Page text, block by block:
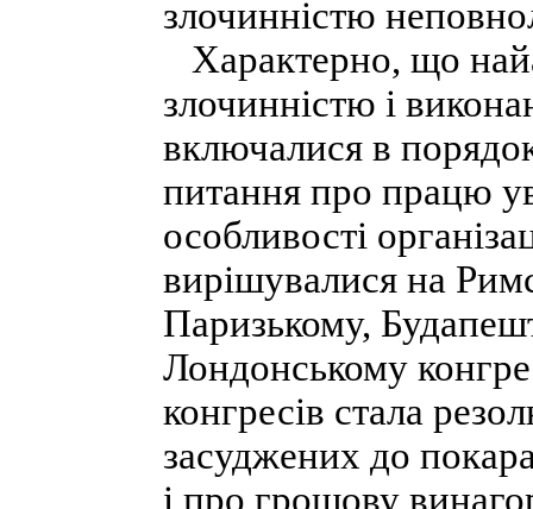
злочинністю
Характерно, що
злочинністю і
включалися в
питання про працю
особливості
вирішувалися на
Паризькому,
Лондонському
конгресів стала
засуджених до
і про грошову